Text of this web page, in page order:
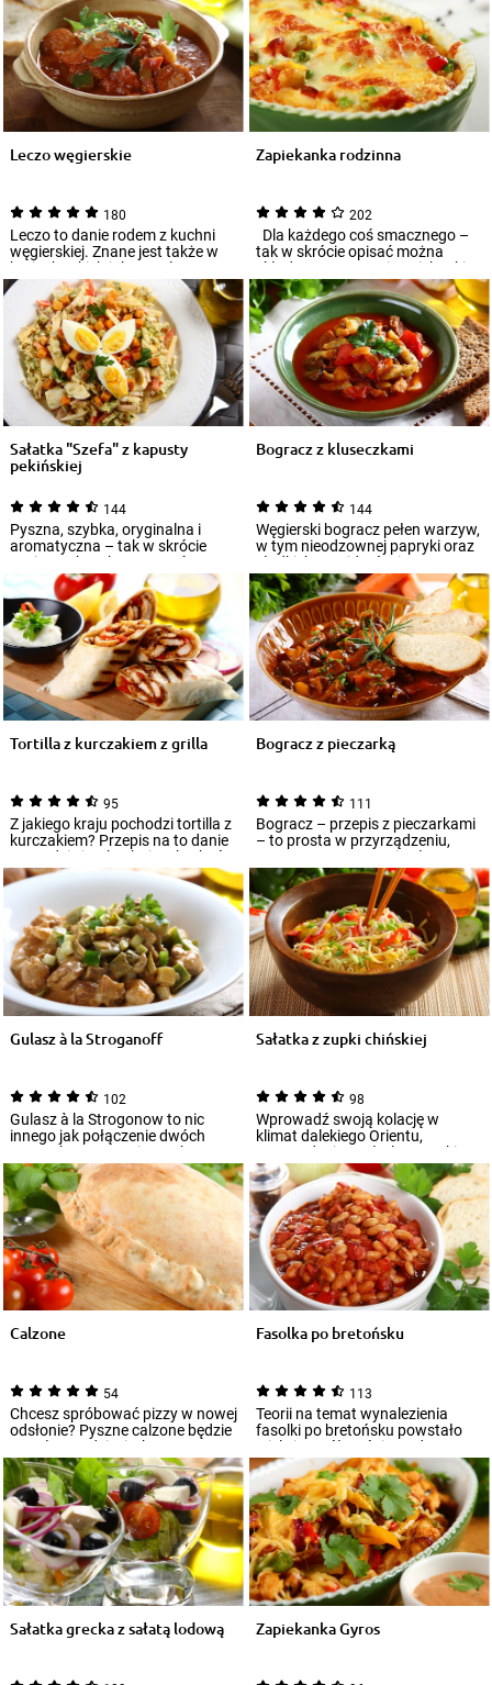
Leczo węgierskie
180
Leczo to danie rodem z kuchni
węgierskiej. Znane jest także w
krajach takich jak: Izrael,
Ukraina...
Zapiekanka rodzinna
202
Dla każdego coś smacznego –
tak w skrócie opisać można
skład aromatycznej zapiekanki
rodzinnej...
Sałatka "Szefa" z kapusty
pekińskiej
144
Pyszna, szybka, oryginalna i
aromatyczna – tak w skrócie
można scharakteryzować
sałatkę, którą wa...
Bogracz z kluseczkami
144
Węgierski bogracz pełen warzyw,
w tym nieodzownej papryki oraz
słodkich pomidorów i z
kawałkami s...
Tortilla z kurczakiem z grilla
95
Z jakiego kraju pochodzi tortilla z
kurczakiem? Przepis na to danie
wywodzi się z kuchni meksykań...
Bogracz z pieczarką
111
Bogracz – przepis z pieczarkami
– to prosta w przyrządzeniu,
gęsta, aromatyczna i pełna
mięsa zup...
Gulasz à la Stroganoff
102
Gulasz à la Strogonow to nic
innego jak połączenie dwóch
znanych potraw mięsnych.
Tradycyjny boeu...
Sałatka z zupki chińskiej
98
Wprowadź swoją kolację w
klimat dalekiego Orientu,
przyrządzając sałatkę z zupki
chińskiej z szyn...
Calzone
54
Chcesz spróbować pizzy w nowej
odsłonie? Pyszne calzone będzie
strzałem w dziesiątkę! Ten
włoski...
Fasolka po bretońsku
113
Teorii na temat wynalezienia
fasolki po bretońsku powstało
wiele i współcześnie trudno
ocenić, kt...
Sałatka grecka z sałatą lodową Zapiekanka Gyros